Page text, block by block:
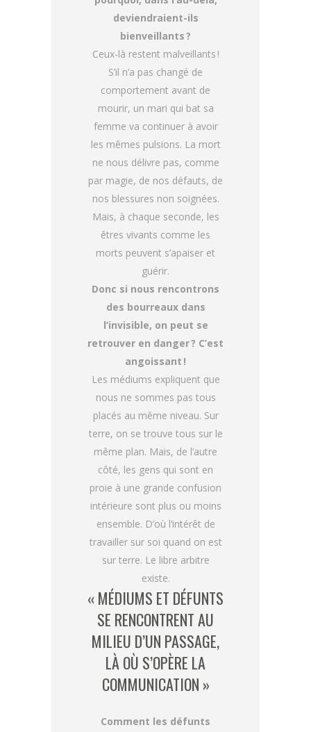
deviendraient-ils
bienveillants ?
Ceux-là restent malveillants !
S’il n’a pas changé de
comportement avant de
mourir, un mari qui bat sa
femme va continuer à avoir
les mêmes pulsions. La mort
ne nous délivre pas, comme
par magie, de nos défauts, de
nos blessures non soignées.
Mais, à chaque seconde, les
êtres vivants comme les
morts peuvent s’apaiser et
guérir.
Donc si nous rencontrons
des bourreaux dans
l’invisible, on peut se
retrouver en danger ? C’est
angoissant !
Les médiums expliquent que
nous ne sommes pas tous
placés au même niveau. Sur
terre, on se trouve tous sur le
même plan. Mais, de l’autre
côté, les gens qui sont en
proie à une grande confusion
intérieure sont plus ou moins
ensemble. D’où l’intérêt de
travailler sur soi quand on est
sur terre. Le libre arbitre
existe.
« MÉDIUMS ET DÉFUNTS
SE RENCONTRENT AU
MILIEU D’UN PASSAGE,
LÀ OÙ S’OPÈRE LA
COMMUNICATION »
Comment les défunts